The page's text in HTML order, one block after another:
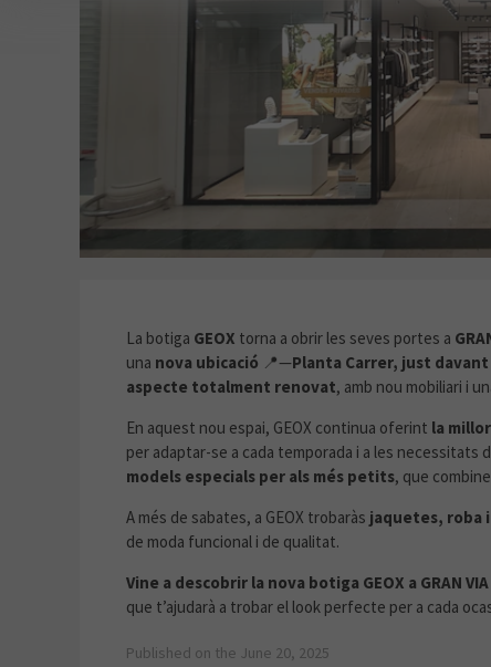
GEOX REOBRE A GRAN VIA 2 AMB
La botiga GEOX torna a obrir les seves portes a
una nova ubicació 📍—Planta Carrer, just
aspecte totalment renovat, amb nou mobiliari i
En aquest nou espai, GEOX continua oferint la
per adaptar-se a cada temporada i a les
models especials per als més petits, que
A més de sabates, a GEOX trobaràs jaquetes, roba
de moda funcional i de qualitat.
Vine a descobrir la nova botiga GEOX a GRAN
que t’ajudarà a trobar el look perfecte per a cada
Published on the June 20, 2025